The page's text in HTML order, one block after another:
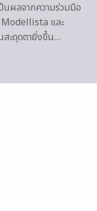
ผลจากความร่วมมือ
และ
สะดุดตายิ่งขึ้น…